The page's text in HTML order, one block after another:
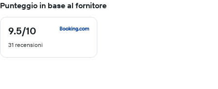
Punteggio in base al fornitore
9.5/10
9.5
10
31 recensioni